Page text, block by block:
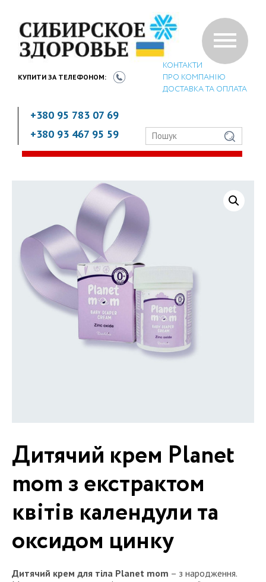
КУПИТИ ЗА ТЕЛЕФОНОМ:
+380 95 783 07 69
+380 93 467 95 59
КОНТАКТИ
ПРО КОМПАНІЮ
ДОСТАВКА ТА ОПЛАТА
Дитячий крем Planet
mom з екстрактом
квітів календули та
оксидом цинку
Дитячий крем для тіла Planet mom – з народження.